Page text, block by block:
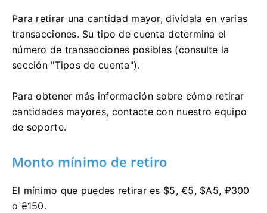
Para retirar una cantidad mayor, divídala en varias
transacciones. Su tipo de cuenta determina el
número de transacciones posibles (consulte la
sección "Tipos de cuenta").
Para obtener más información sobre cómo retirar
cantidades mayores, contacte con nuestro equipo
de soporte.
Monto mínimo de retiro
El mínimo que puedes retirar es $5, €5, $A5, ₽300
o ₴150.